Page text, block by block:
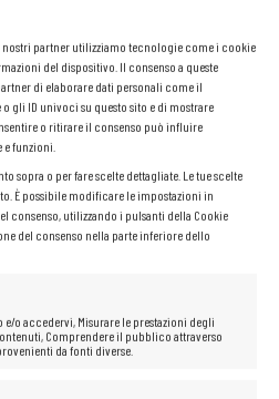
nostri partner utilizziamo tecnologie come i cookie
del dispositivo. Il consenso a queste
di elaborare dati personali come il
gli ID univoci su questo sito e di mostrare
o ritirare il consenso può influire
funzioni.
sopra o per fare scelte dettagliate. Le tue scelte
È possibile modificare le impostazioni in
consenso, utilizzando i pulsanti della Cookie
del consenso nella parte inferiore dello
o accedervi, Misurare le prestazioni degli
Comprendere il pubblico attraverso
da fonti diverse.
IVHH-18 2xE09/125 OS2 YE, lungo 15
progettato per applicazioni
e della trasmissione
qualità, garantisce un’eccellente
minima. La sua struttura basata sugli
ideale per applicazioni che
dati su lunghe distanze.